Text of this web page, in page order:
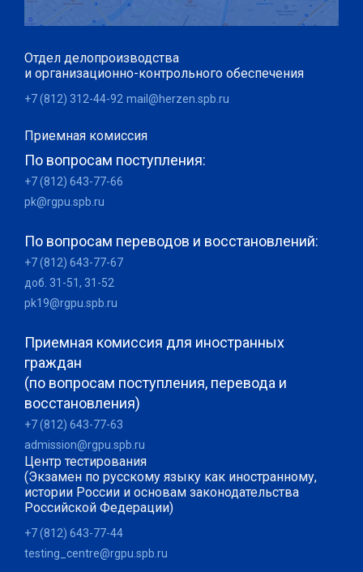
Отдел делопроизводства
и организационно-контрольного обеспечения
+7 (812) 312-44-92 mail@herzen.spb.ru
Приемная комиссия
По вопросам поступления:
+7 (812) 643-77-66
pk@rgpu.spb.ru
По вопросам переводов и восстановлений:
+7 (812) 643-77-67
доб. 31-51, 31-52
pk19@rgpu.spb.ru
Приемная комиссия для иностранных
граждан
(по вопросам поступления, перевода и
восстановления)
+7 (812) 643-77-63
admission@rgpu.spb.ru
Центр тестирования
(Экзамен по русскому языку как иностранному,
истории России и основам законодательства
Российской Федерации)
+7 (812) 643-77-44
testing_centre@rgpu.spb.ru